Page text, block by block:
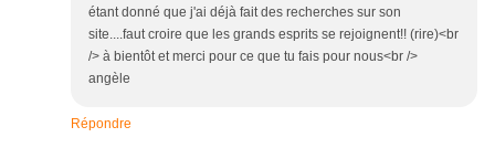
étant donné que j'ai déjà fait des recherches sur son
site....faut croire que les grands esprits se rejoignent!! (rire)<br
/> à bientôt et merci pour ce que tu fais pour nous<br />
angèle
Répondre